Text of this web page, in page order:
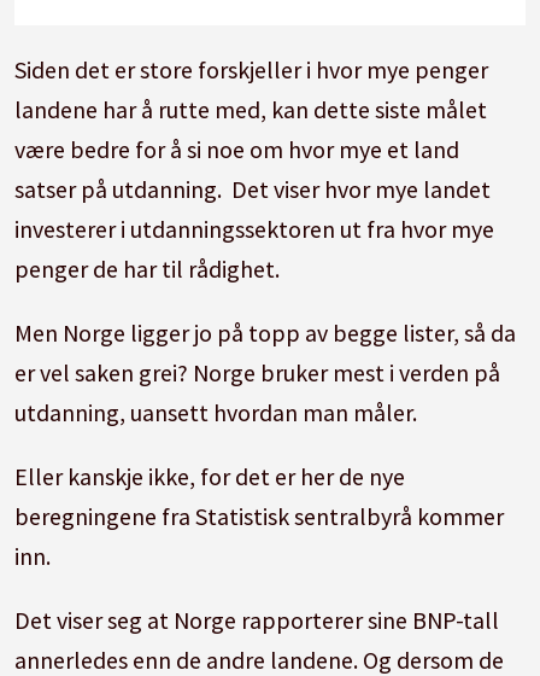
Siden det er store forskjeller i hvor mye penger
landene har å rutte med, kan dette siste målet
være bedre for å si noe om hvor mye et land
satser på utdanning. Det viser hvor mye landet
investerer i utdanningssektoren ut fra hvor mye
penger de har til rådighet.
Men Norge ligger jo på topp av begge lister, så da
er vel saken grei? Norge bruker mest i verden på
utdanning, uansett hvordan man måler.
Eller kanskje ikke, for det er her de nye
beregningene fra Statistisk sentralbyrå kommer
inn.
Det viser seg at Norge rapporterer sine BNP-tall
annerledes enn de andre landene. Og dersom de